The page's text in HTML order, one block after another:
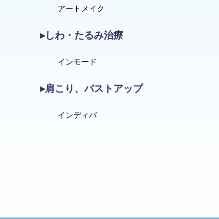
アートメイク
▸しわ・たるみ治療
インモード
▸肩こり、バストアップ
インディバ